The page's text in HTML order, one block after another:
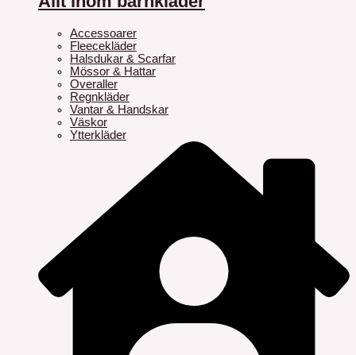
Accessoarer
Fleecekläder
Halsdukar & Scarfar
Mössor & Hattar
Overaller
Regnkläder
Vantar & Handskar
Väskor
Ytterkläder